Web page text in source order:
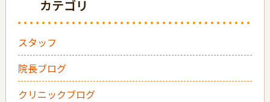
カテゴリ
スタッフ
院長ブログ
クリニックブログ